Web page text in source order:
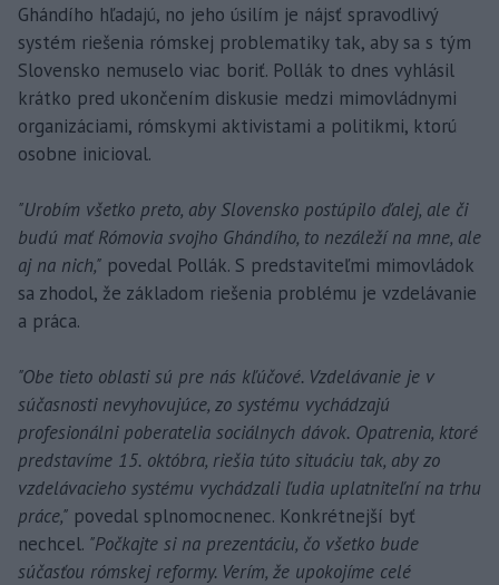
Ghándího hľadajú, no jeho úsilím je nájsť spravodlivý
systém riešenia rómskej problematiky tak, aby sa s tým
Slovensko nemuselo viac boriť. Pollák to dnes vyhlásil
krátko pred ukončením diskusie medzi mimovládnymi
organizáciami, rómskymi aktivistami a politikmi, ktorú
osobne inicioval.
"Urobím všetko preto, aby Slovensko postúpilo ďalej, ale či
budú mať Rómovia svojho Ghándího, to nezáleží na mne, ale
aj na nich," povedal Pollák. S predstaviteľmi mimovládok
sa zhodol, že základom riešenia problému je vzdelávanie
a práca.
"Obe tieto oblasti sú pre nás kľúčové. Vzdelávanie je v
súčasnosti nevyhovujúce, zo systému vychádzajú
profesionálni poberatelia sociálnych dávok. Opatrenia, ktoré
predstavíme 15. októbra, riešia túto situáciu tak, aby zo
vzdelávacieho systému vychádzali ľudia uplatniteľní na trhu
práce," povedal splnomocnenec. Konkrétnejší byť
nechcel. "Počkajte si na prezentáciu, čo všetko bude
súčasťou rómskej reformy. Verím, že upokojíme celé